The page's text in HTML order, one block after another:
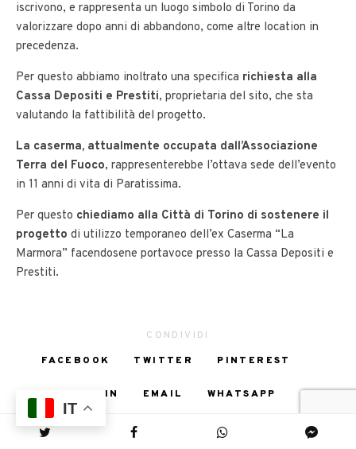
iscrivono, e rappresenta un luogo simbolo di Torino da
valorizzare dopo anni di abbandono, come altre location in
precedenza.
Per questo abbiamo inoltrato una specifica richiesta alla
Cassa Depositi e Prestiti, proprietaria del sito, che sta
valutando la fattibilità del progetto.
La caserma, attualmente occupata dall’Associazione
Terra del Fuoco, rappresenterebbe l’ottava sede dell’evento
in 11 anni di vita di Paratissima.
Per questo chiediamo alla Città di Torino di sostenere il
progetto di utilizzo temporaneo dell’ex Caserma “La
Marmora” facendosene portavoce presso la Cassa Depositi e
Prestiti.
CONDIVIDI
FACEBOOK
TWITTER PINTEREST
LINKEDIN EMAIL WHATSAPP
MESSENGER
IT